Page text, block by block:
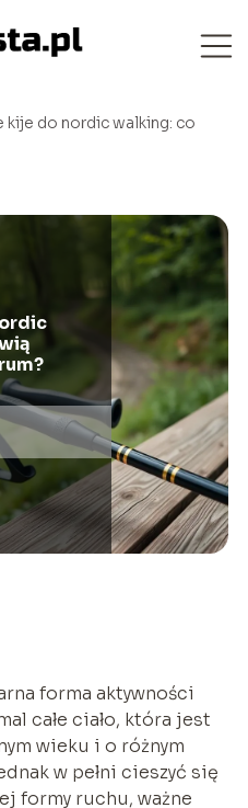
kije do nordic walking: co
forma aktywności
całe ciało, która jest
wieku i o różnym
w pełni cieszyć się
formy ruchu, ważne